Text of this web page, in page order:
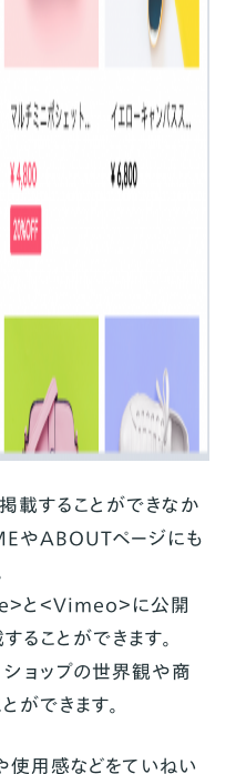
載することができなか
やABOUTページにも
＞と＜Vimeo＞に公開
ることができます。
ョップの世界観や商
ができます。
用感などをていねい